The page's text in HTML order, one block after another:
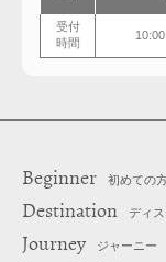
受付
時間
Beginner 初めての
Destination ディ
Journey ジャーニー